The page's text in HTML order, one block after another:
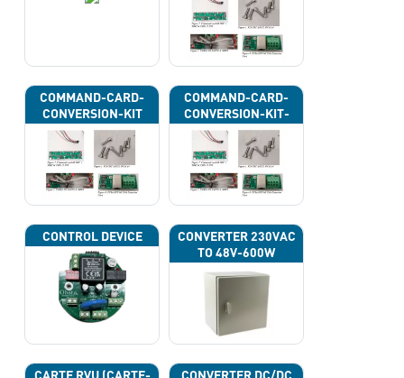
COMMAND-CARD-
CONVERSION-KIT
COMMAND-CARD-
CONVERSION-KIT-
CAN
CONTROL DEVICE
CONVERTER 230VAC
TO 48V-600W
CARTE RVU (CARTE-
CONVERTER DC/DC